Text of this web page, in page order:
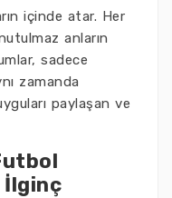
içinde atar. Her
anların
sadece
zamanda
paylaşan ve
İlginç